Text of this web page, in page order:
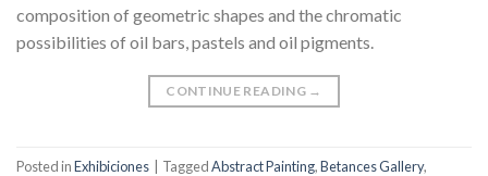
composition of geometric shapes and the chromatic
possibilities of oil bars, pastels and oil pigments.
CONTINUE READING →
Posted inExhibiciones TaggedAbstract Painting,Betances Gallery,